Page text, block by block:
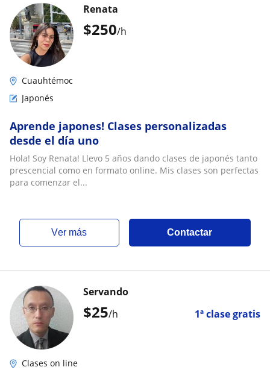
$250/h
Renata
Cuauhtémoc
Japonés
Aprende japones! Clases personalizadas
desde el día uno
Hola! Soy Renata! Llevo 5 años dando clases de japonés tanto
prescencial como en formato online. Mis clases son perfectas
para comenzar el...
ver más Contactar
$25/h 1ª clase gratis
Servando
Clases on line